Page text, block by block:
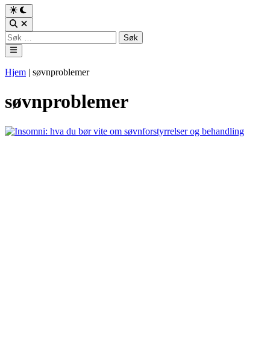
Switch
to
dark
mode
Open
Search
Søk
etter:
Main
Menu
Hjem | søvnproblemer
søvnproblemer